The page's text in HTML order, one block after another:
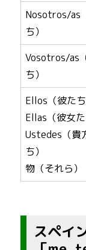
Nosotros/as
ち）
Vosotros/as
ち）
Ellos（彼たち
Ellas（彼女た
Ustedes（貴
ち）
物（それら）
スペイ